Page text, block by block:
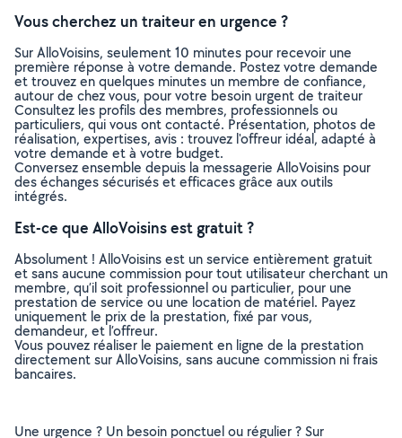
Vous cherchez un traiteur en urgence ?
Sur AlloVoisins, seulement 10 minutes pour recevoir une
première réponse à votre demande. Postez votre demande
et trouvez en quelques minutes un membre de confiance,
autour de chez vous, pour votre besoin urgent de traiteur
Consultez les profils des membres, professionnels ou
particuliers, qui vous ont contacté. Présentation, photos de
réalisation, expertises, avis : trouvez l'offreur idéal, adapté à
votre demande et à votre budget.
Conversez ensemble depuis la messagerie AlloVoisins pour
des échanges sécurisés et efficaces grâce aux outils
intégrés.
Est-ce que AlloVoisins est gratuit ?
Absolument ! AlloVoisins est un service entièrement gratuit
et sans aucune commission pour tout utilisateur cherchant un
membre, qu’il soit professionnel ou particulier, pour une
prestation de service ou une location de matériel. Payez
uniquement le prix de la prestation, fixé par vous,
demandeur, et l’offreur.
Vous pouvez réaliser le paiement en ligne de la prestation
directement sur AlloVoisins, sans aucune commission ni frais
bancaires.
Une urgence ? Un besoin ponctuel ou régulier ? Sur